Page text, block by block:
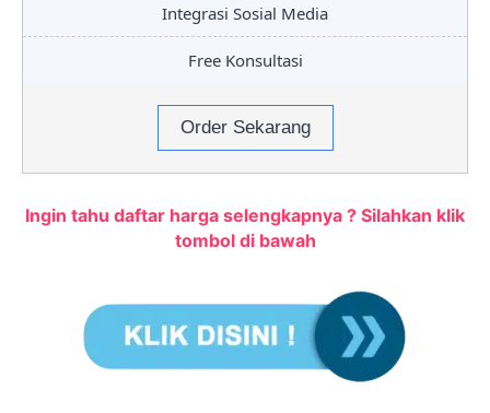
Integrasi Sosial Media
Free Konsultasi
Order Sekarang
Ingin tahu daftar harga selengkapnya ? Silahkan klik
tombol di bawah